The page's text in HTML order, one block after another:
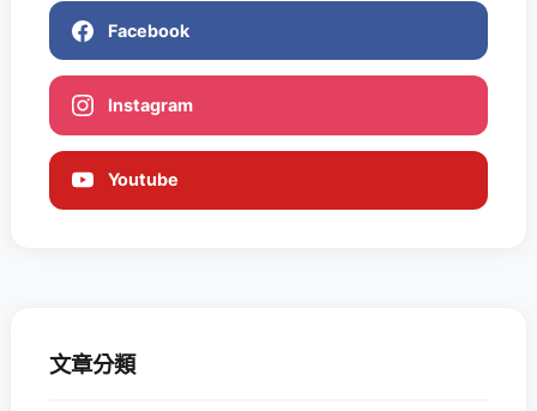
Facebook
Instagram
Youtube
文章分類